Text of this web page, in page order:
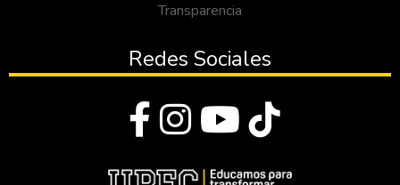
Transparencia
Redes Sociales